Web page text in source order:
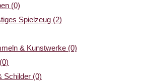
(0)
Spielzeug (2)
& Kunstwerke (0)
(0)
Schilder (0)